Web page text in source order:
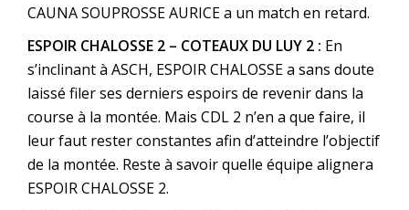
CAUNA SOUPROSSE AURICE a un match en retard.
ESPOIR CHALOSSE 2 – COTEAUX DU LUY 2 : En
s’inclinant à ASCH, ESPOIR CHALOSSE a sans doute
laissé filer ses derniers espoirs de revenir dans la
course à la montée. Mais CDL 2 n’en a que faire, il
leur faut rester constantes afin d’atteindre l’objectif
de la montée. Reste à savoir quelle équipe alignera
ESPOIR CHALOSSE 2.